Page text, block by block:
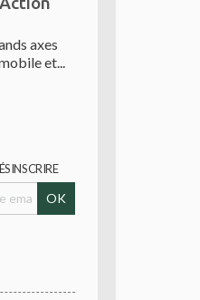
axes
et...